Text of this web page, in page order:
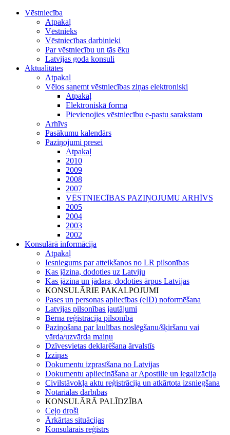
Vēstniecība
Atpakaļ
Vēstnieks
Vēstniecības darbinieki
Par vēstniecību un tās ēku
Latvijas goda konsuli
Aktualitātes
Atpakaļ
Vēlos saņemt vēstniecības ziņas elektroniski
Atpakaļ
Elektroniskā forma
Pievienojies vēstniecību e-pastu sarakstam
Arhīvs
Pasākumu kalendārs
Paziņojumi presei
Atpakaļ
2010
2009
2008
2007
VĒSTNIECĪBAS PAZIŅOJUMU ARHĪVS
2005
2004
2003
2002
Konsulārā informācija
Atpakaļ
Iesniegums par atteikšanos no LR pilsonības
Kas jāzina, dodoties uz Latviju
Kas jāzina un jādara, dodoties ārpus Latvijas
KONSULĀRIE PAKALPOJUMI
Pases un personas apliecības (eID) noformēšana
Latvijas pilsonības jautājumi
Bērna reģistrācija pilsonībā
Paziņošana par laulības noslēgšanu/šķiršanu vai
vārda/uzvārda maiņu
Dzīvesvietas deklarēšana ārvalstīs
Izziņas
Dokumentu izprasīšana no Latvijas
Dokumentu apliecināšana ar Apostille un legalizācija
Civilstāvokļa aktu reģistrācija un atkārtota izsniegšana
Notariālās darbības
KONSULĀRĀ PALĪDZĪBA
Ceļo droši
Ārkārtas situācijas
Konsulārais reģistrs